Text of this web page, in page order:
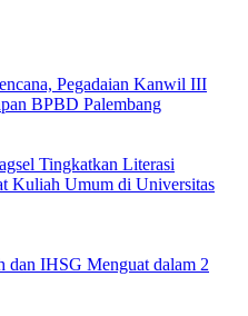
Pegadaian Kanwil III
BPBD Palembang
Tingkatkan Literasi
Kuliah Umum di Universitas
IHSG Menguat dalam 2